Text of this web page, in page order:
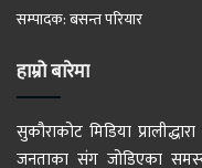
सम्पादक: बसन्त परियार
हाम्रो बारेमा
सुकौराकोट मिडिया
जनताका संग जोडिएका